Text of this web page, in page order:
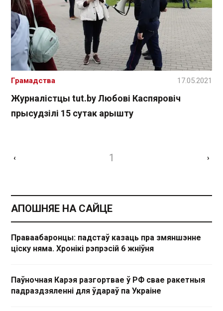
Журналістцы tut.by Любові Каспяровіч
прысудзілі 15 сутак арышту
Грамадства 17.05.2021
‹ 1 ›
АПОШНЯЕ НА САЙЦЕ
Праваабаронцы: падстаў казаць пра змяншэнне
ціску няма. Хронікі рэпрэсій 6 жніўня
Паўночная Карэя разгортвае ў РФ свае ракетныя
падраздзяленні для ўдараў па Украіне